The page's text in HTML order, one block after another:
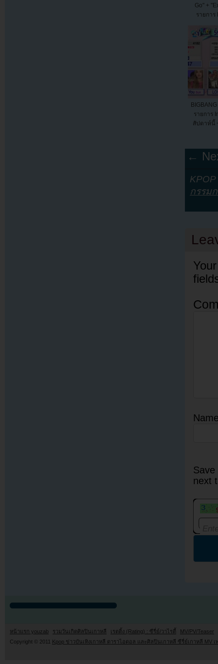
Go" +
รายการ
รายการ
สัปดาห์นี้
←
กรรม
next
หน้าแรก youzab รวมวันเกิดศิลปินเกาหลี เรตติ้ง (Rating) : ซีรี่ย์/วาไรตี้
MV/PV/Teaser
Copyright © 2011 Kpop ข่าวบันเทิงเกาหลี ดาราไอดอล และศิลปินเกาหลี ซีรี่ย์เกาหลี MV